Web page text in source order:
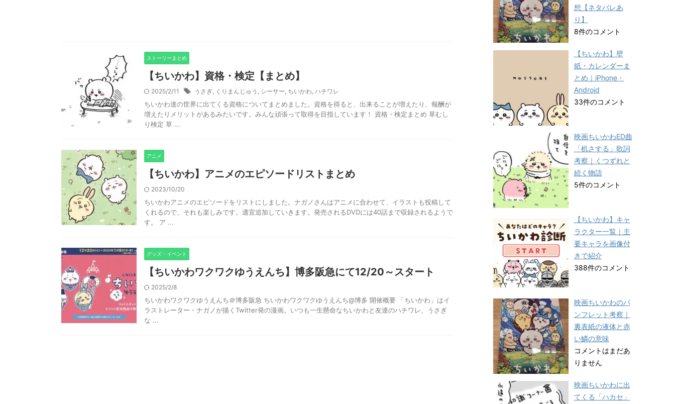
ストーリーまとめ
【ちいかわ】資格・検定【まとめ】
2025/2/11 うさぎ, くりまんじゅう , シーサー, ちいかわ, ハチワレ
ちいかわ達の世界に出てくる資格についてまとめました。資格を得ると、出来ることが増えたり、報酬が
増えたりメリットがあるみたいです。みんな頑張って取得を目指しています！ 資格・検定まとめ 草むし
り検定 草 ...
アニメ
【ちいかわ】アニメのエピソードリストまとめ
2023/10/20
ちいかわアニメのエピソードをリストにしました。ナガノさんはアニメに合わせて、イラストも投稿して
くれるので、それも楽しみです。適宜追加していきます。発売されるDVDには40話まで収録されるようで
す。 ア ...
グッズ・イベント
【ちいかわワクワクゆうえんち】博多阪急にて12/20～スタート
2025/2/8
ちいかわワクワクゆうえんち＠博多阪急 ちいかわワクワクゆうえんち@博多 開催概要 「ちいかわ」はイ
ラストレーター・ナガノが描くTwitter発の漫画。いつも一生懸命なちいかわと友達のハチワレ、うさぎ
な ...
想【ネタバレあ
り】
8件のコメント
【ちいかわ】壁
紙・カレンダーま
とめ｜iPhone・
Android
33件のコメント
映画ちいかわED曲
「机さする」歌詞
考察｜くつずれと
続く物語
5件のコメント
【ちいかわ】キャ
ラクター一覧｜主
要キャラを画像付
きで紹介
388件のコメント
映画ちいかわのパ
ンフレット考察｜
裏表紙の液体と赤
い鱗の意味
コメントはまだあ
りません
映画ちいかわに出
てくる「ハカセ」